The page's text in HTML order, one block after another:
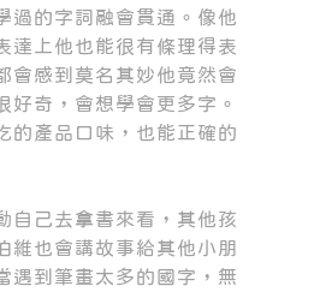
過的字詞融會貫通。像他
達上他也能很有條理得表
會感到莫名其妙他竟然會
好奇，會想學會更多字。
的產品口味，也能正確的
自己去拿書來看，其他孩
維也會講故事給其他小朋
遇到筆畫太多的國字，無